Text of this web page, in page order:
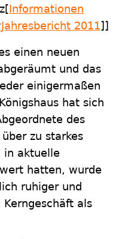
Informationen
Jahresbericht 2011]]
einen neuen
und das
einigermaßen
hat sich
des
zu starkes
in aktuelle
hatten, wurde
ruhiger und
als